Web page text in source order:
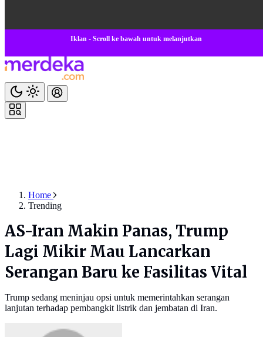
Iklan - Scroll ke bawah untuk melanjutkan
Home
Trending
AS-Iran Makin Panas, Trump
Lagi Mikir Mau Lancarkan
Serangan Baru ke Fasilitas Vital
Trump sedang meninjau opsi untuk memerintahkan serangan
lanjutan terhadap pembangkit listrik dan jembatan di Iran.